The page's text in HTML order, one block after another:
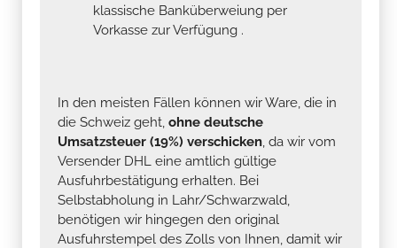
klassische Banküberweiung per
Vorkasse zur Verfügung .
In den meisten Fällen können wir Ware, die in
die Schweiz geht, ohne deutsche
Umsatzsteuer (19%) verschicken, da wir vom
Versender DHL eine amtlich gültige
Ausfuhrbestätigung erhalten. Bei
Selbstabholung in Lahr/Schwarzwald,
benötigen wir hingegen den original
Ausfuhrstempel des Zolls von Ihnen, damit wir